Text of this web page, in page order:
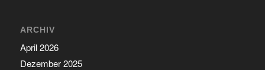
ARCHIV
April 2026
Dezember 2025